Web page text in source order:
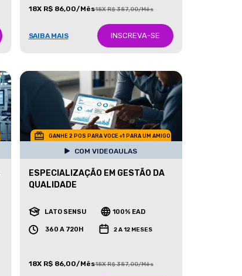
18X R$ 86,00/Mês18X R$ 387,00/Mês
SAIBA MAIS INSCREVA-SE
GANHE 2 POS PARA VOCE +1 PARA UM AMIGO
COM VIDEOAULAS
ESPECIALIZAÇÃO EM GESTÃO DA
QUALIDADE
LATO SENSU 100% EAD
360 A 720H 2 A 12 MESES
18X R$ 86,00/Mês18X R$ 387,00/Mês